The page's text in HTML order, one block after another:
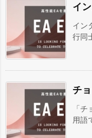
イ
イン
行同
チ
「
用語